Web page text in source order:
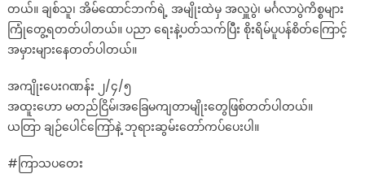
တယ်။ ချစ်သူ၊ အိမ်ထောင်ဘက်ရဲ့ အမျိုးထဲမှ အလှူပွဲ၊ မင်္ဂလာပွဲကိစ္စများ
ကြုံတွေ့ရတတ်ပါတယ်။ ပညာ ရေးနဲ့ပတ်သက်ပြီး စိုးရိမ်ပူပန်စိတ်ကြောင့်
အမှားများနေတတ်ပါတယ်။
အကျိုးပေးဂဏန်း ၂/၄/၅
အထူးဟော မတည်ငြိမ်၊အခြေမကျတာမျိုးတွေဖြစ်တတ်ပါတယ်။
ယတြာ ချဉ်ပေါင်ကြော်နဲ့ ဘုရားဆွမ်းတော်ကပ်ပေးပါ။
#ကြာသပတေး